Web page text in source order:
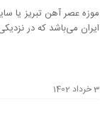
موزه عصر آهن تبریز یا
ایران می‌باشد که در
3 خرداد 1402